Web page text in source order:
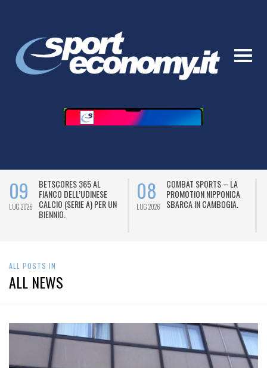
09
LUG 2026
BETSCORES 365 AL
FIANCO DELL’UDINESE
CALCIO (SERIE A) PER UN
BIENNIO.
08
LUG 2026
COMBAT SPORTS – LA
PROMOTION NIPPONICA
SBARCA IN CAMBOGIA.
ALL POSTS IN
ALL NEWS